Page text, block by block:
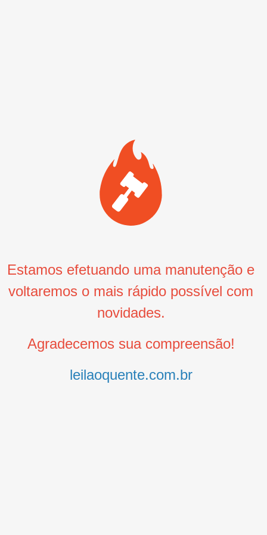
Estamos efetuando uma manutenção e
voltaremos o mais rápido possível com
novidades.
Agradecemos sua compreensão!
leilaoquente.com.br